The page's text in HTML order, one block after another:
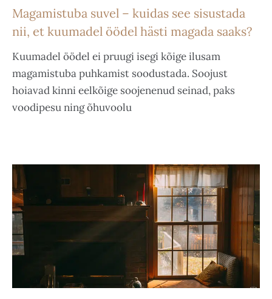
Magamistuba suvel – kuidas see sisustada
nii, et kuumadel öödel hästi magada saaks?
Kuumadel öödel ei pruugi isegi kõige ilusam
magamistuba puhkamist soodustada. Soojust
hoiavad kinni eelkõige soojenenud seinad, paks
voodipesu ning õhuvoolu